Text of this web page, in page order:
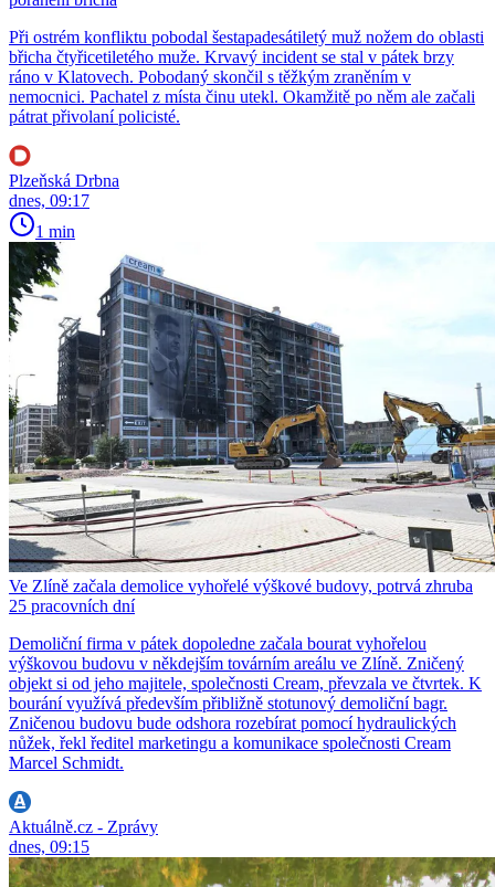
Při ostrém konfliktu pobodal šestapadesátiletý muž nožem do oblasti
břicha čtyřicetiletého muže. Krvavý incident se stal v pátek brzy
ráno v Klatovech. Pobodaný skončil s těžkým zraněním v
nemocnici. Pachatel z místa činu utekl. Okamžitě po něm ale začali
pátrat přivolaní policisté.
Plzeňská Drbna
dnes, 09:17
1 min
Ve Zlíně začala demolice vyhořelé výškové budovy, potrvá zhruba
25 pracovních dní
Demoliční firma v pátek dopoledne začala bourat vyhořelou
výškovou budovu v někdejším továrním areálu ve Zlíně. Zničený
objekt si od jeho majitele, společnosti Cream, převzala ve čtvrtek. K
bourání využívá především přibližně stotunový demoliční bagr.
Zničenou budovu bude odshora rozebírat pomocí hydraulických
nůžek, řekl ředitel marketingu a komunikace společnosti Cream
Marcel Schmidt.
Aktuálně.cz - Zprávy
dnes, 09:15